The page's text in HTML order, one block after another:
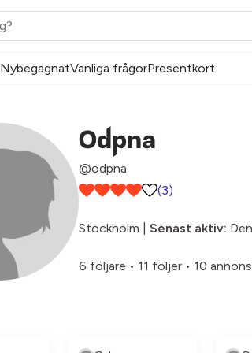
NybegagnatVanliga frågorPresentkort
Odpna
@odpna
(3)
Stockholm | Senast aktiv:
6 följare • 11 följer • 10